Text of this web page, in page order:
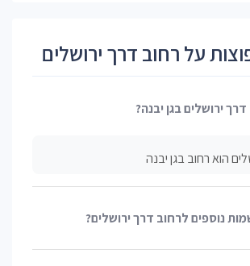
על רחוב דרך ירושלים
ירושלים בגן יבנה?
הוא רחוב בגן יבנה
נוספים לרחוב דרך ירושלים?